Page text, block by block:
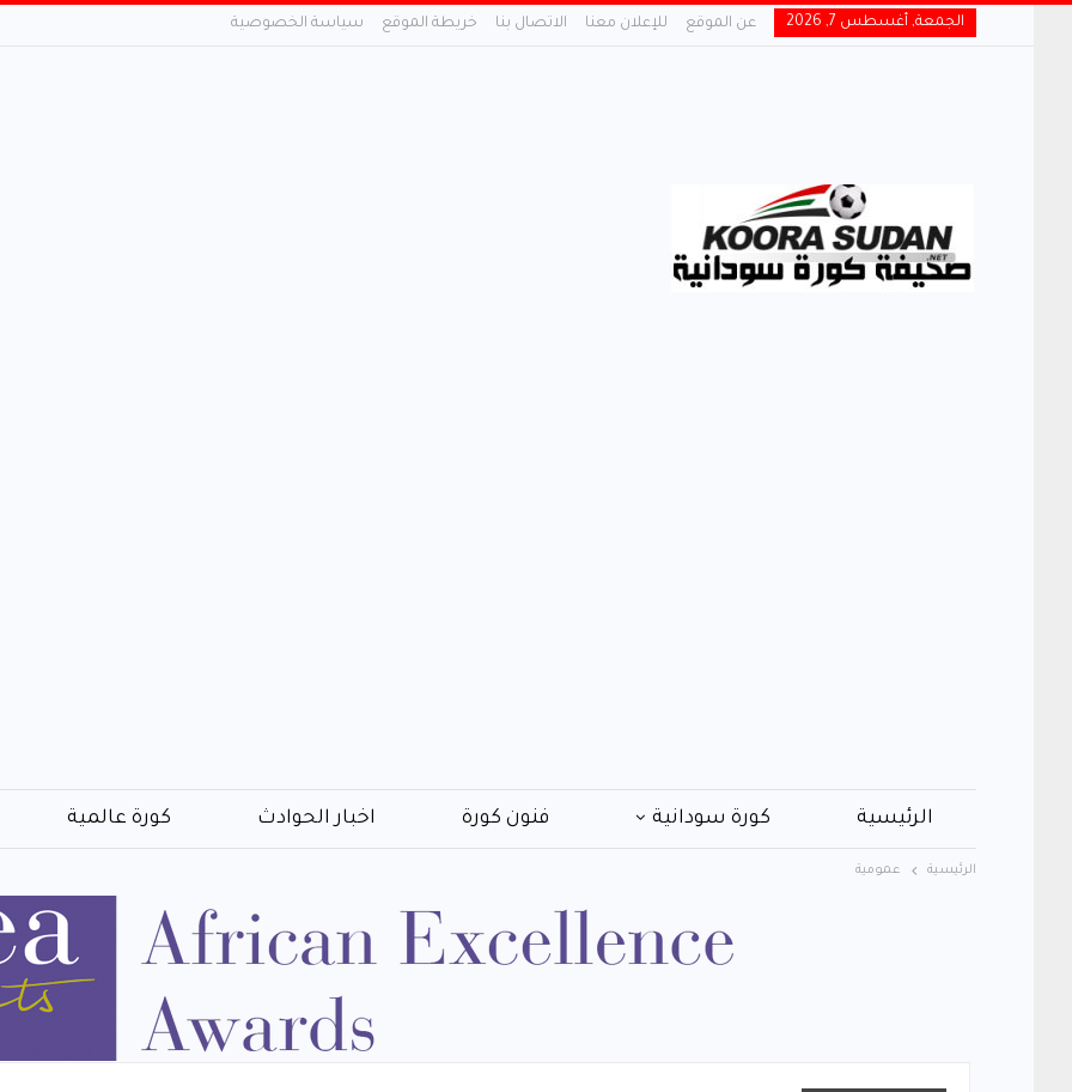
الجمعة, أغسطس 7, 2026 عن الموقع للإعلان معنا الاتصال بنا خريطة الموقع سياسة الخصوصية
الرئيسية كورة سودانية فنون كورة اخبار الحوادث كورة عالمية
الرئيسية عمومية